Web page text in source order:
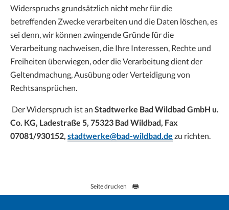
Widerspruchs grundsätzlich nicht mehr für die
betreffenden Zwecke verarbeiten und die Daten löschen, es
sei denn, wir können zwingende Gründe für die
Verarbeitung nachweisen, die Ihre Interessen, Rechte und
Freiheiten überwiegen, oder die Verarbeitung dient der
Geltendmachung, Ausübung oder Verteidigung von
Rechtsansprüchen.
Der Widerspruch ist an Stadtwerke Bad Wildbad GmbH u.
Co. KG, Ladestraße 5, 75323 Bad Wildbad, Fax
07081/930152, stadtwerke@bad-wildbad.de zu richten.
Seite drucken